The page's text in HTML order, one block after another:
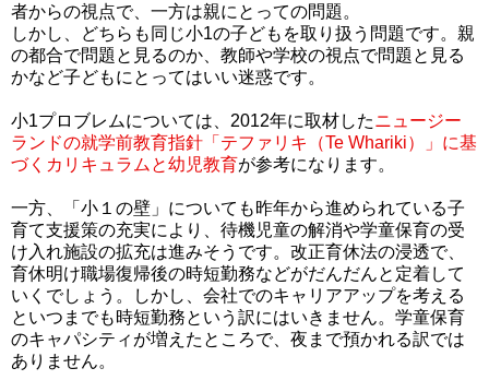
者からの視点で、一方は親にとっての問題。
しかし、どちらも同じ小1の子どもを取り扱う問題です。親
の都合で問題と見るのか、教師や学校の視点で問題と見る
かなど子どもにとってはいい迷惑です。
小1プロブレムについては、2012年に取材したニュージー
ランドの就学前教育指針「テファリキ（Te Whariki）」に基
づくカリキュラムと幼児教育が参考になります。
一方、「小１の壁」についても昨年から進められている子
育て支援策の充実により、待機児童の解消や学童保育の受
け入れ施設の拡充は進みそうです。改正育休法の浸透で、
育休明け職場復帰後の時短勤務などがだんだんと定着して
いくでしょう。しかし、会社でのキャリアアップを考える
といつまでも時短勤務という訳にはいきません。学童保育
のキャパシティが増えたところで、夜まで預かれる訳では
ありません。